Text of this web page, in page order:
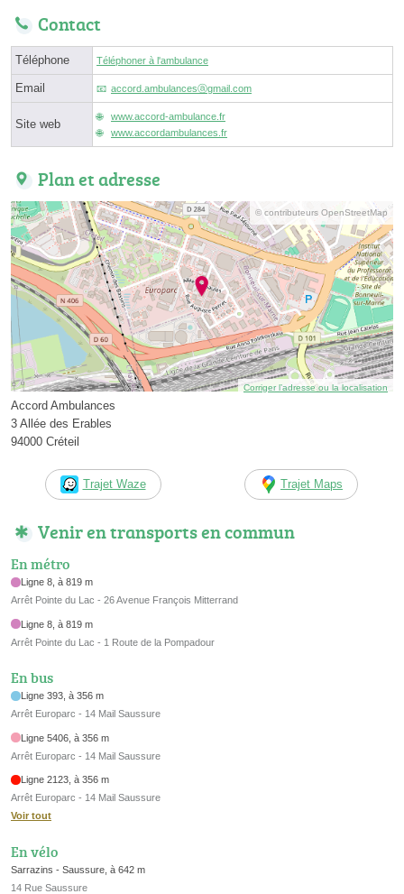
Contact
Téléphone Téléphoner à l'ambulance
Email accord.ambulancesⓐgmail.com
Site web
www.accord-ambulance.fr
www.accordambulances.fr
Plan et adresse
© contributeurs OpenStreetMap
Corriger l’adresse ou la localisation
Accord Ambulances
3 Allée des Erables
94000 Créteil
Trajet Waze Trajet Maps
Venir en transports en commun
En métro
Ligne 8, à 819 m
Arrêt Pointe du Lac - 26 Avenue François Mitterrand
Ligne 8, à 819 m
Arrêt Pointe du Lac - 1 Route de la Pompadour
En bus
Ligne 393, à 356 m
Arrêt Europarc - 14 Mail Saussure
Ligne 5406, à 356 m
Arrêt Europarc - 14 Mail Saussure
Ligne 2123, à 356 m
Arrêt Europarc - 14 Mail Saussure
Voir tout
En vélo
Sarrazins - Saussure, à 642 m
14 Rue Saussure